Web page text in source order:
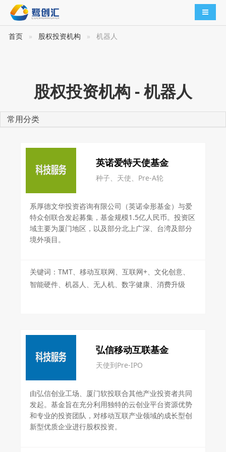
导航切
首页 股权投资机构 机器人
股权投资机构 - 机器人
常用分类
英诺爱特天使基金
种子、天使、Pre-A轮
系厚德文华投资咨询有限公司（英诺伞形基金）与爱
特众创联合发起募集，基金规模1.5亿人民币。投资区
域主要为厦门地区，以及部分北上广深、台湾及部分
境外项目。
关键词：TMT、移动互联网、互联网+、文化创意、
智能硬件、机器人、无人机、数字健康、消费升级
弘信移动互联基金
天使到Pre-IPO
由弘信创业工场、厦门软投联合其他产业投资者共同
发起。基金旨在充分利用独特的云创业平台资源优势
和专业的投资团队，对移动互联产业领域的成长型创
新型优质企业进行股权投资。